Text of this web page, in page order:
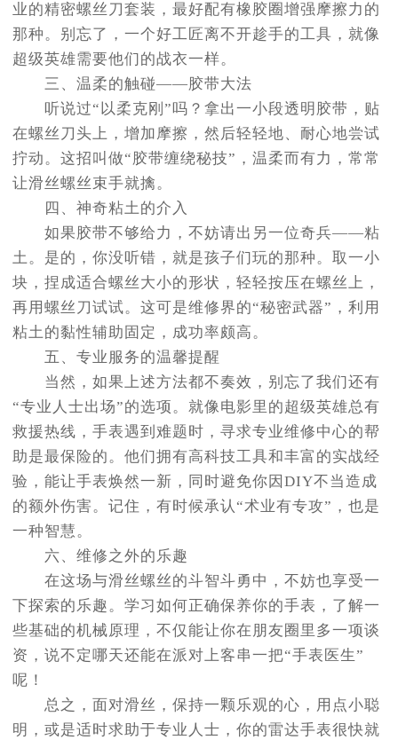
业的精密螺丝刀套装，最好配有橡胶圈增强摩擦力的
那种。别忘了，一个好工匠离不开趁手的工具，就像
超级英雄需要他们的战衣一样。
三、温柔的触碰——胶带大法
听说过“以柔克刚”吗？拿出一小段透明胶带，贴
在螺丝刀头上，增加摩擦，然后轻轻地、耐心地尝试
拧动。这招叫做“胶带缠绕秘技”，温柔而有力，常常
让滑丝螺丝束手就擒。
四、神奇粘土的介入
如果胶带不够给力，不妨请出另一位奇兵——粘
土。是的，你没听错，就是孩子们玩的那种。取一小
块，捏成适合螺丝大小的形状，轻轻按压在螺丝上，
再用螺丝刀试试。这可是维修界的“秘密武器”，利用
粘土的黏性辅助固定，成功率颇高。
五、专业服务的温馨提醒
当然，如果上述方法都不奏效，别忘了我们还有
“专业人士出场”的选项。就像电影里的超级英雄总有
救援热线，手表遇到难题时，寻求专业维修中心的帮
助是最保险的。他们拥有高科技工具和丰富的实战经
验，能让手表焕然一新，同时避免你因DIY不当造成
的额外伤害。记住，有时候承认“术业有专攻”，也是
一种智慧。
六、维修之外的乐趣
在这场与滑丝螺丝的斗智斗勇中，不妨也享受一
下探索的乐趣。学习如何正确保养你的手表，了解一
些基础的机械原理，不仅能让你在朋友圈里多一项谈
资，说不定哪天还能在派对上客串一把“手表医生”
呢！
总之，面对滑丝，保持一颗乐观的心，用点小聪
明，或是适时求助于专业人士，你的雷达手表很快就